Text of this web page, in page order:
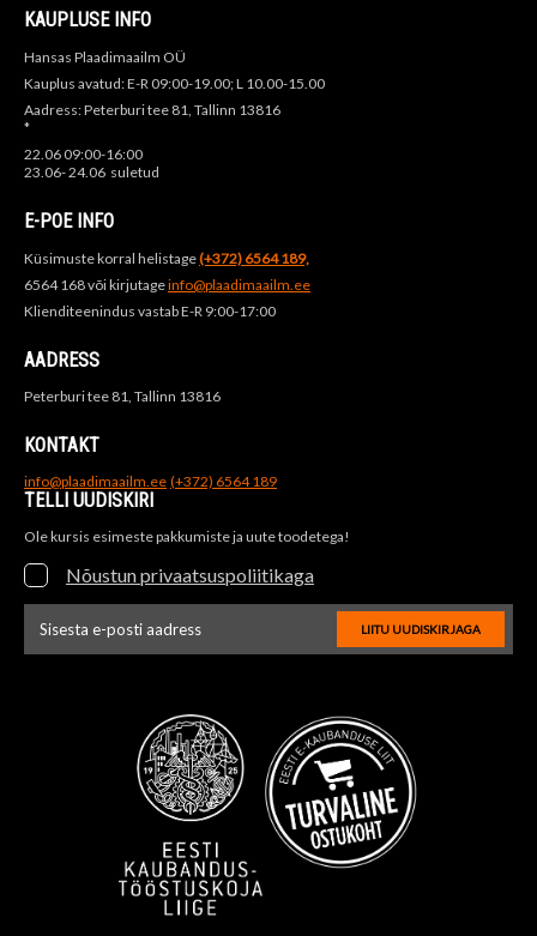
KAUPLUSE INFO
Hansas Plaadimaailm OÜ
Kauplus avatud: E-R 09:00-19.00; L 10.00-15.00
Aadress: Peterburi tee 81, Tallinn 13816
*
22.06 09:00-16:00
23.06- 24.06 suletud
E-POE INFO
Küsimuste korral helistage(+372) 6564 189,
6564 168 või kirjutageinfo@plaadimaailm.ee
Klienditeenindus vastab E-R 9:00-17:00
AADRESS
Peterburi tee 81, Tallinn 13816
KONTAKT
info@plaadimaailm.ee (+372) 6564 189
TELLI UUDISKIRI
Ole kursis esimeste pakkumiste ja uute toodetega!
Nõustun privaatsuspoliitikaga
LIITU UUDISKIRJAGA